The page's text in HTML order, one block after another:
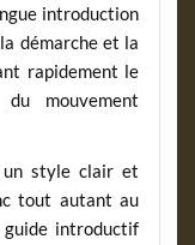
introduction
démarche et la
rapidement le
mouvement
un style clair et
tout autant au
guide introductif